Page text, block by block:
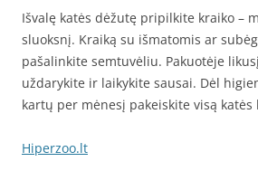
Išvalę katės dėžutę pripilkite kraiko –
sluoksnį. Kraiką su išmatomis ar
pašalinkite semtuvėliu. Pakuotėje
uždarykite ir laikykite sausai. Dėl
kartų per mėnesį pakeiskite visą katės
Hiperzoo.lt